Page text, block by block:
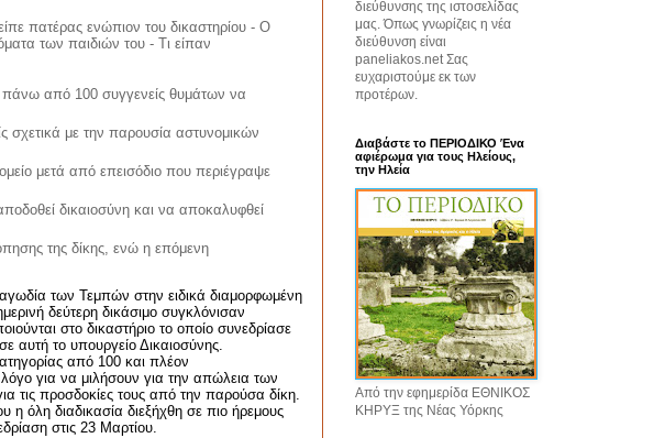
πατέρας ενώπιον του δικαστηρίου - Ο
των παιδιών του - Τι είπαν
πάνω από 100 συγγενείς θυμάτων να
σχετικά με την παρουσία αστυνομικών
μετά από επεισόδιο που περιέγραψε
δικαιοσύνη και να αποκαλυφθεί
της δίκης, ενώ η επόμενη
των Τεμπών στην ειδικά διαμορφωμένη
δεύτερη δικάσιμο συγκλόνισαν
στο δικαστήριο το οποίο συνεδρίασε
αυτή το υπουργείο Δικαιοσύνης.
από 100 και πλέον
για να μιλήσουν για την απώλεια των
τις προσδοκίες τους από την παρούσα δίκη.
όλη διαδικασία διεξήχθη σε πιο ήρεμους
στις 23 Μαρτίου.
διεύθυνσης της ιστοσελίδας
μας. Όπως γνωρίζεις η νέα
διεύθυνση είναι
paneliakos.net Σας
ευχαριστούμε εκ των
προτέρων.
Διαβάστε το ΠΕΡΙΟΔΙΚΟ Ένα
αφιέρωμα για τους Ηλείους,
την Ηλεία
Από την εφημερίδα ΕΘΝΙΚΟΣ
ΚΗΡΥΞ της Νέας Υόρκης